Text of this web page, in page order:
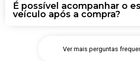
É possível acompanhar o
veículo após a compra?
Ver mais perguntas